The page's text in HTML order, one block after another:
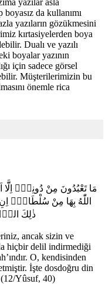
da kullanımı
yazıların gözükmesini
kırtasiyelerden boya
Dualı ve yazılı
boyalar yazının
için sadece görsel
Müşterilerimizin bu
önemle rica
مَا تَعْبُدُونَ مِنْ دُونِه۪ٓ اِلَّٓا
اللّٰهُ بِهَا مِنْ سُلْطَانٍۜ اِنِ
ذٰلِكَ
ancak sizin ve
hiçbir delil indirmediği
O, kendisinden
İşte dosdoğru din
(12/Yûsuf, 40)